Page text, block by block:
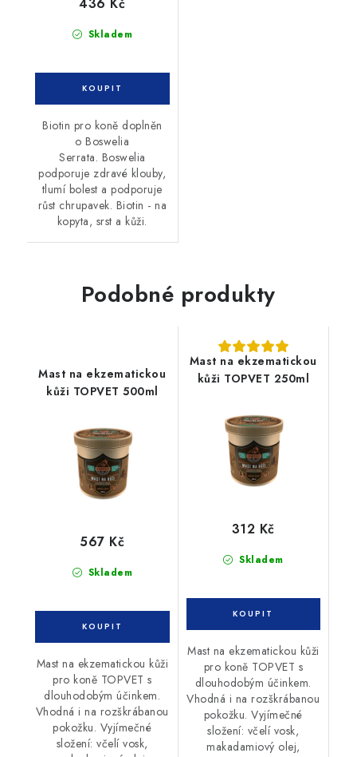
Skladem
Biotin pro koně doplněn
o Boswelia
Serrata. Boswelia
podporuje zdravé klouby,
tlumí bolest a podporuje
růst chrupavek. Biotin - na
kopyta, srst a kůži.
Podobné produkty
Mast na ekzematickou
kůži TOPVET 500ml
Skladem
567 Kč
Mast na ekzematickou kůži
pro koně TOPVET s
dlouhodobým účinkem.
Vhodná i na rozškrábanou
pokožku. Vyjímečné
složení: včelí vosk,
Mast na ekzematickou
kůži TOPVET 250ml
Skladem
312 Kč
Mast na ekzematickou kůži
pro koně TOPVET s
dlouhodobým účinkem.
Vhodná i na rozškrábanou
pokožku. Vyjímečné
složení: včelí vosk,
makadamiový olej,